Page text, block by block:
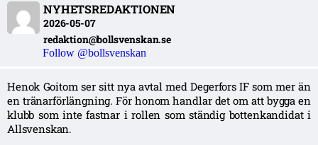
NYHETSREDAKTIONEN
2026-05-07
redaktion@bollsvenskan.se
Follow @bollsvenskan
Henok Goitom ser sitt nya avtal med Degerfors IF som mer än
en tränarförlängning. För honom handlar det om att bygga en
klubb som inte fastnar i rollen som ständig bottenkandidat i
Allsvenskan.